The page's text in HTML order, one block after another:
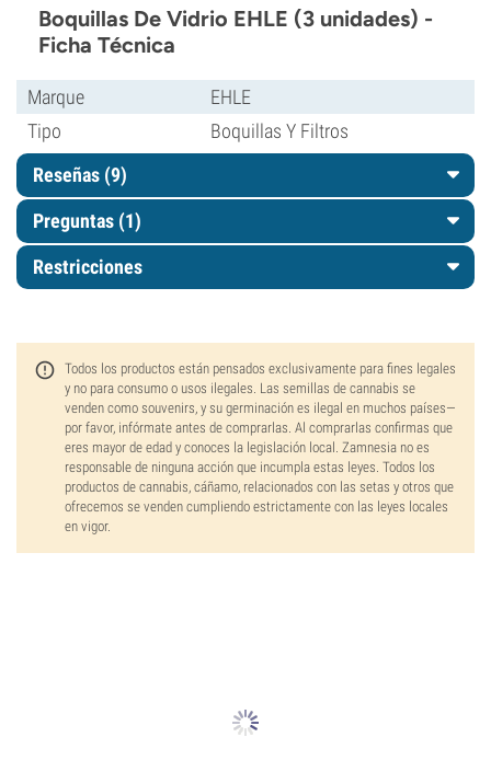
Boquillas De Vidrio EHLE (3 unidades) -
Ficha Técnica
Marque
EHLE
Tipo
Boquillas Y Filtros
Reseñas (9)
Preguntas (1)
Restricciones
Todos los productos están pensados exclusivamente para fines legales
y no para consumo o usos ilegales. Las semillas de cannabis se
venden como souvenirs, y su germinación es ilegal en muchos países—
por favor, infórmate antes de comprarlas. Al comprarlas confirmas que
eres mayor de edad y conoces la legislación local. Zamnesia no es
responsable de ninguna acción que incumpla estas leyes. Todos los
productos de cannabis, cáñamo, relacionados con las setas y otros que
ofrecemos se venden cumpliendo estrictamente con las leyes locales
en vigor.